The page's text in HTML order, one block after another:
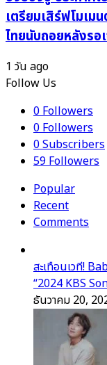
เตรียมเสิร์ฟโมเ
ไทยนับถอยหลังรอ
1 วัน ago
Follow Us
0Followers
0Followers
0Subscribers
59Followers
Popular
Recent
Comments
สะเทือนเวที!
“2024 KBS
ธันวาคม 20,